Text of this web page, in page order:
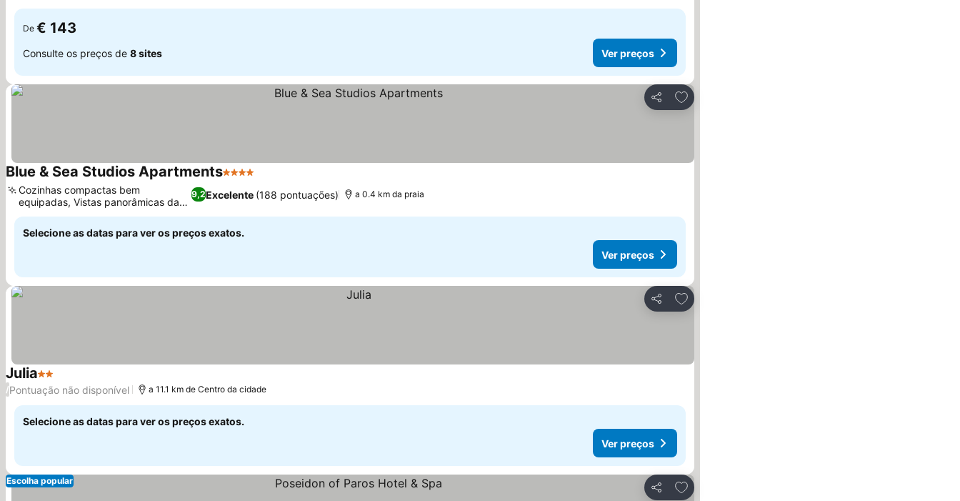
De € 143
Consulte os preços de 8 sites Ver preços
Partilhar
Adicionar aos favoritos
Blue & Sea Studios Apartments4 Estrelas
9,2Excelente (188 pontuações)
Cozinhas compactas bem
equipadas, Vistas panorâmicas da
propriedade
a 0.4 km da praia
Selecione as datas para ver os preços exatos.
Ver preços
Partilhar
Adicionar aos favoritos
Julia2 Estrelas
/Pontuação não disponível a 11.1 km de Centro da cidade
Selecione as datas para ver os preços exatos.
Ver preços
Partilhar
Adicionar aos favoritos
Escolha popular